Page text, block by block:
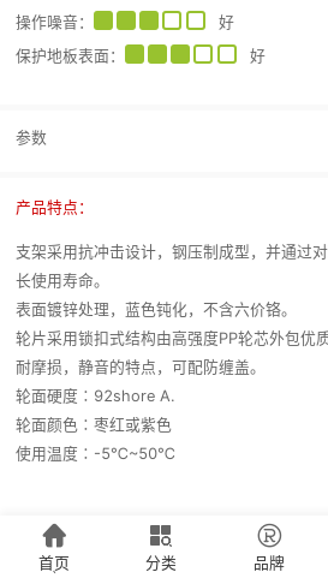
操作噪音 ：
好
保护地板表面 ： 好
参数
产品特点：
支架采用抗冲击设计，钢压制成型，并通过
长使用寿命。
表面镀锌处理，蓝色钝化，不含六价铬。
轮片采用锁扣式结构由高强度PP轮芯外包优
耐摩损，静音的特点，可配防缠盖。
轮面硬度∶92shore A.
轮面颜色∶枣红或紫色
使用温度∶-5℃~50℃

首页

分类

品牌